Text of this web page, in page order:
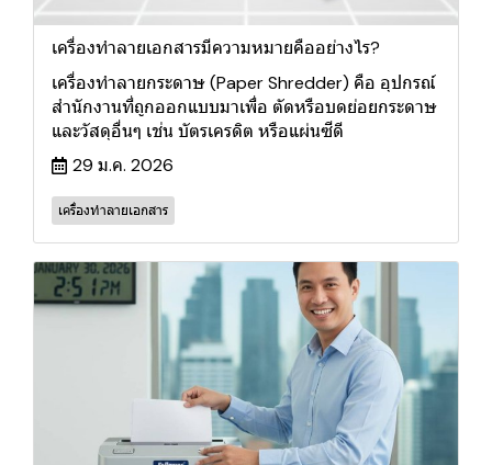
เครื่องทําลายเอกสารมีความหมายคืออย่างไร?
เครื่องทำลายกระดาษ (Paper Shredder) คือ อุปกรณ์
สำนักงานที่ถูกออกแบบมาเพื่อ ตัดหรือบดย่อยกระดาษ
และวัสดุอื่นๆ เช่น บัตรเครดิต หรือแผ่นซีดี
29 ม.ค. 2026
เครื่องทำลายเอกสาร